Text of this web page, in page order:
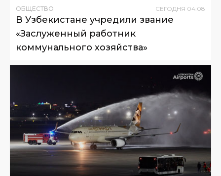
ОБЩЕСТВО СЕГОДНЯ 04:08
В Узбекистане учредили звание
«Заслуженный работник
коммунального хозяйства»